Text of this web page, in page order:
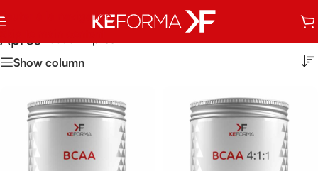
Sauter à la navigation
Après
Show column